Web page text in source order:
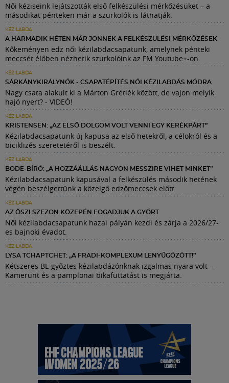
Női kéziseink lejátszották első felkészülési mérkőzésüket – a
másodikat pénteken már a szurkolók is láthatják.
KÉZILABDA
A HARMADIK HÉTEN MÁR JÖNNEK A FELKÉSZÜLÉSI MÉRKŐZÉSEK
Kőkeményen edz női kézilabdacsapatunk, amelynek pénteki
meccsét élőben nézhetik szurkolóink az FM Youtube+-on.
KÉZILABDA
SÁRKÁNYKIRÁLYNŐK - CSAPATÉPÍTÉS NŐI KÉZILABDÁS MÓDRA
Nagy csata alakult ki a Márton Grétiék között, de vajon melyik
hajó nyert? - VIDEÓ!
KÉZILABDA
KRISTENSEN: „AZ ELSŐ DOLGOM VOLT VENNI EGY KERÉKPÁRT”
Kézilabdacsapatunk új kapusa az első hetekről, a célokról és a
biciklizés szeretetéről is beszélt.
KÉZILABDA
BÖDE-BÍRÓ: „A HOZZÁÁLLÁS NAGYON MESSZIRE VIHET MINKET”
Kézilabdacsapatunk kapusával a felkészülés második hetének
végén beszélgettünk a közelgő edzőmeccsek előtt.
KÉZILABDA
AZ ŐSZI SZEZON KÖZEPÉN FOGADJUK A GYŐRT
Női kézilabdacsapatunk hazai pályán kezdi és zárja a 2026/27-
es bajnoki évadot.
KÉZILABDA
LYSA TCHAPTCHET: „A FRADI-KOMPLEXUM LENYŰGÖZÖTT!”
Kétszeres BL-győztes kézilabdázónknak izgalmas nyara volt –
Kamerunt és a pamplonai bikafuttatást is megjárta.